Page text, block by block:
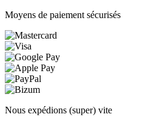
Moyens de paiement sécurisés
Nous expédions (super) vite